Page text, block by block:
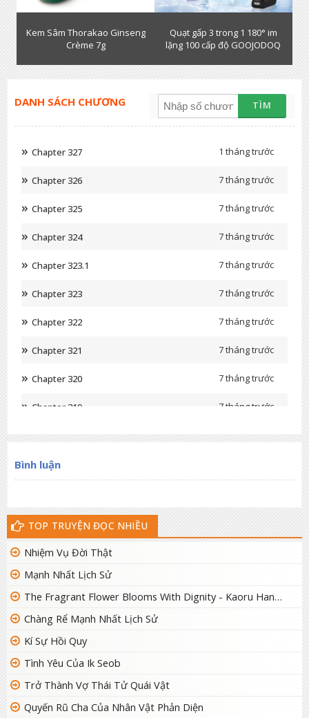
Kem Sâm Thorakao Ginseng
Crème 7g
Quạt gấp 3 trong 1 180° im
lặng 100 cấp độ GOOJODOQ
DANH SÁCH CHƯƠNG TÌM
Chapter 327 1 tháng trước
Chapter 326 7 tháng trước
Chapter 325 7 tháng trước
Chapter 324 7 tháng trước
Chapter 323.1 7 tháng trước
Chapter 323 7 tháng trước
Chapter 322 7 tháng trước
Chapter 321 7 tháng trước
Chapter 320 7 tháng trước
Chapter 319 7 tháng trước
Chapter 317
Chapter 315
Chapter 314
Chapter 313
Chapter 312 7 tháng trước
Chapter 311
Chapter 310.1
Chapter 310
Bình luận
TOP TRUYỆN ĐỌC NHIỀU
Nhiệm Vụ Đời Thật
Mạnh Nhất Lịch Sử
The Fragrant Flower Blooms With Dignity - Kaoru Hana Wa Rin To Saku
Chàng Rể Mạnh Nhất Lịch Sử
Kí Sự Hồi Quy
Tình Yêu Của Ik Seob
Trở Thành Vợ Thái Tử Quái Vật
Quyến Rũ Cha Của Nhân Vật Phản Diện